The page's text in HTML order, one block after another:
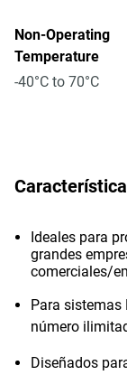
Non-Operating
Temperature
-40°C to 70°C
Ideales para
grandes
comerciales/
Para sistemas
número
Diseñados